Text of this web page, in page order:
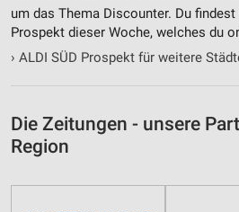
um das Thema Discounter. Du
Prospekt dieser Woche, welches du
› ALDI SÜD Prospekt für weitere
Die Zeitungen - unsere
Region